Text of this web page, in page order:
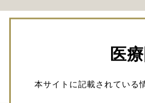
医
本サイトに記載されている